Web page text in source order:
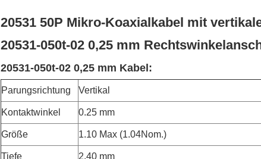
20531 50P Mikro-Koaxialkabel mit
20531-050t-02 0,25 mm
20531-050t-02 0,25 mm Kabel:
Parungsrichtung Vertikal
Kontaktwinkel 0.25 mm
Größe 1.10 Max (1.04Nom.)
Tiefe 2.40 mm